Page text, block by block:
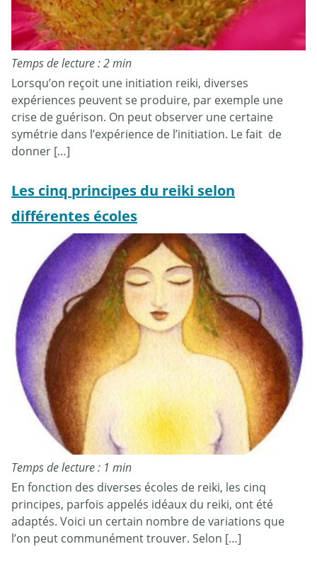
Temps de lecture : 2 min
Lorsqu’on reçoit une initiation reiki, diverses
expériences peuvent se produire, par exemple une
crise de guérison. On peut observer une certaine
symétrie dans l’expérience de l’initiation. Le fait de
donner […]
Les cinq principes du reiki selon
différentes écoles
Temps de lecture : 1 min
En fonction des diverses écoles de reiki, les cinq
principes, parfois appelés idéaux du reiki, ont été
adaptés. Voici un certain nombre de variations que
l’on peut communément trouver. Selon […]